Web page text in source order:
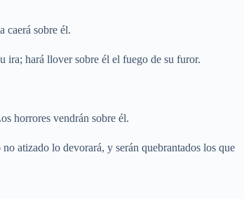
caerá sobre él.
ira; hará llover sobre él el fuego de su furor.
horrores vendrán sobre él.
atizado lo devorará, y serán quebrantados los que